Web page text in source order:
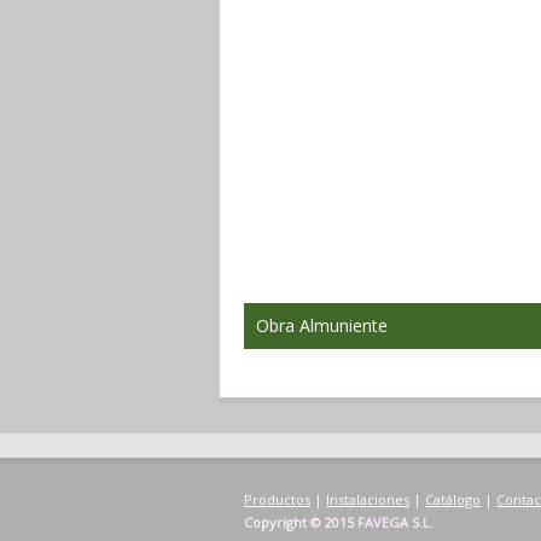
Obra Almuniente
Productos | Instalaciones | Catálogo |
Copyright © 2015 FAVEGA S.L.